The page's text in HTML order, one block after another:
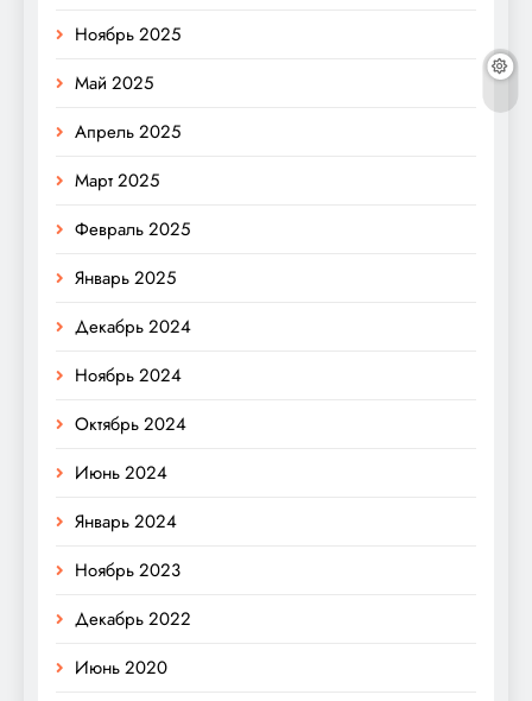
Ноябрь 2025
Май 2025
Апрель 2025
Март 2025
Февраль 2025
Январь 2025
Декабрь 2024
Ноябрь 2024
Октябрь 2024
Июнь 2024
Январь 2024
Ноябрь 2023
Декабрь 2022
Июнь 2020